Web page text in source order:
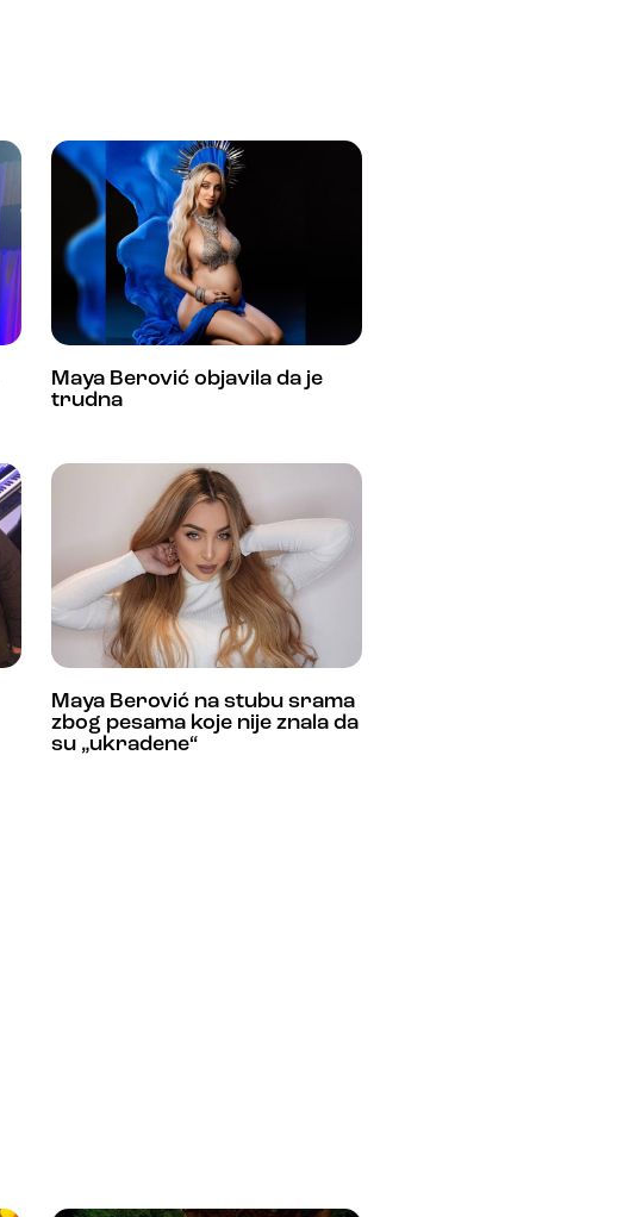
Maya Berović objavila da je
trudna
Maya Berović na stubu srama
zbog pesama koje nije znala da
su „ukradene“